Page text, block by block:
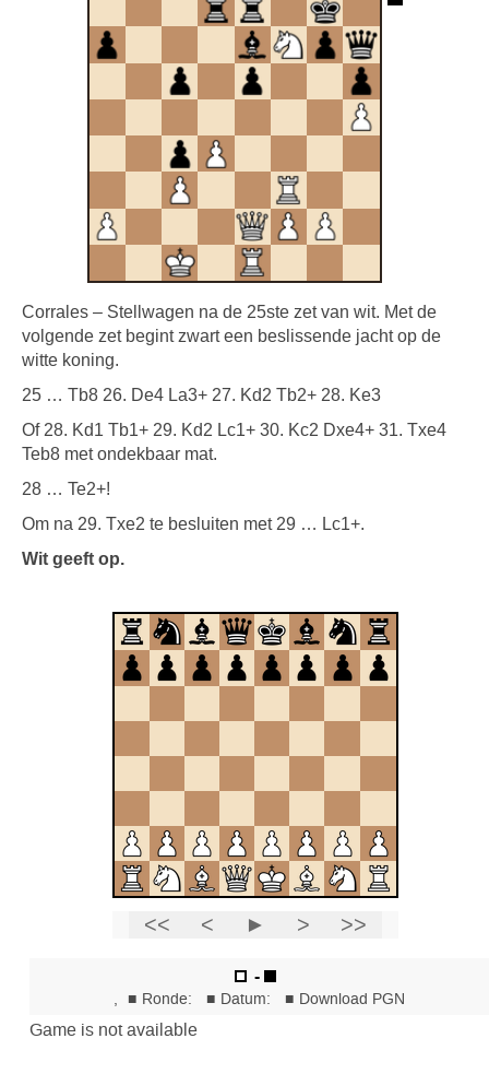
Corrales – Stellwagen na de 25ste zet van wit. Met de
volgende zet begint zwart een beslissende jacht op de
witte koning.
25 … Tb8 26. De4 La3+ 27. Kd2 Tb2+ 28. Ke3
Of 28. Kd1 Tb1+ 29. Kd2 Lc1+ 30. Kc2 Dxe4+ 31. Txe4
Teb8 met ondekbaar mat.
28 … Te2+!
Om na 29. Txe2 te besluiten met 29 … Lc1+.
Wit geeft op.